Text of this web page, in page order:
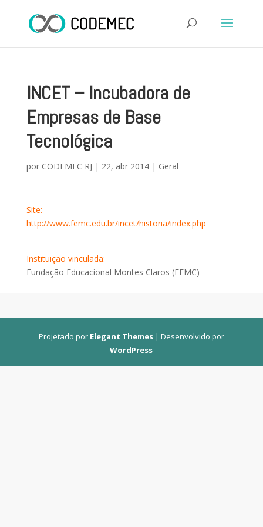
INCET – Incubadora de
Empresas de Base
Tecnológica
por CODEMEC RJ | 22, abr 2014| Geral
Site:
http://www.femc.edu.br/incet/historia/index.php
Instituição vinculada:
Fundação Educacional Montes Claros (FEMC)
Projetado por Elegant Themes| Desenvolvido por
WordPress